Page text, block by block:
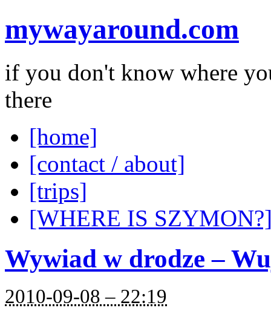
mywayaround.com
if you don't know where
there
[home]
[contact / about]
[trips]
[WHERE IS
Wywiad w drodze –
2010-09-08 – 22:19